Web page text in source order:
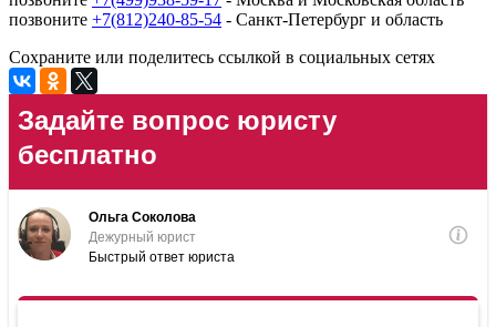
позвоните +7(812)240-85-54 - Санкт-Петербург и область
Сохраните или поделитесь ссылкой в социальных сетях